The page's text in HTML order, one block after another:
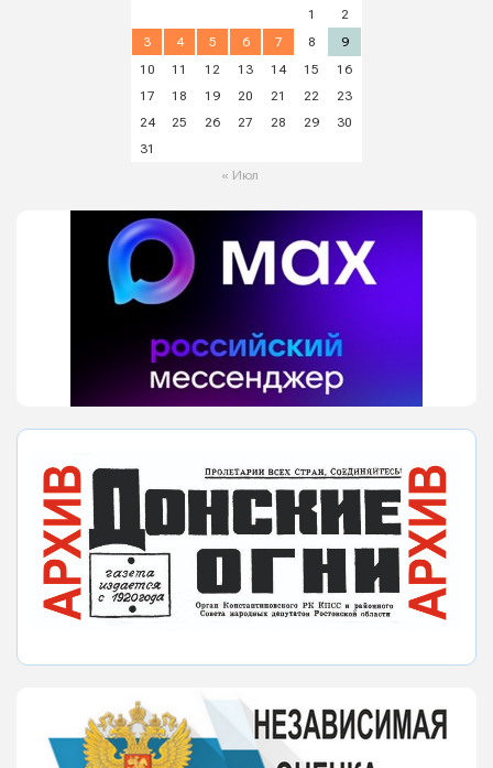
1
2
3
4 5 6 7 8
9
10
11 12 13 14 15
16
17
18 19 20 21 22
23
24
25 26 27 28 29
30
31
« Июл